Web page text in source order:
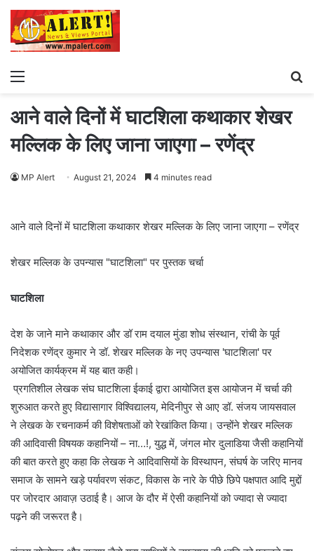
Menu
आने वाले दिनों में घाटशिला कथाकार शेखर
मल्लिक के लिए जाना जाएगा – रणेंद्र
MP Alert August 21, 2024 4 minutes read
आने वाले दिनों में घाटशिला कथाकार शेखर मल्लिक के लिए जाना जाएगा – रणेंद्र
शेखर मल्लिक के उपन्यास "घाटशिला" पर पुस्तक चर्चा
घाटशिला
देश के जाने माने कथाकार और डॉ राम दयाल मुंडा शोध संस्थान, रांची के पूर्व
निदेशक रणेंद्र कुमार ने डॉ. शेखर मल्लिक के नए उपन्यास 'घाटशिला' पर
अयोजित कार्यक्रम में यह बात कही।
प्रगतिशील लेखक संघ घाटशिला ईकाई द्वारा आयोजित इस आयोजन में चर्चा की
शुरुआत करते हुए विद्यासागार विश्विद्यालय, मेदिनीपुर से आए डॉ. संजय जायसवाल
ने लेखक के रचनाकर्म की विशेषताओं को रेखांकित किया। उन्होंने शेखर मल्लिक
की आदिवासी विषयक कहानियों – ना…!, युद्ध में, जंगल मोर दुलाडिया जैसी कहानियों
की बात करते हुए कहा कि लेखक ने आदिवासियों के विस्थापन, संघर्ष के जरिए मानव
समाज के सामने खड़े पर्यावरण संकट, विकास के नारे के पीछे छिपे पक्षपात आदि मुद्दों
पर जोरदार आवाज़ उठाई है। आज के दौर में ऐसी कहानियों को ज्यादा से ज्यादा
पढ़ने की जरूरत है।